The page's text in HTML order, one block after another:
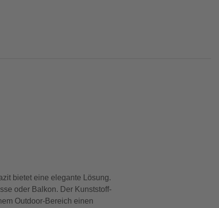
bietet eine elegante Lösung.
oder Balkon. Der Kunststoff-
Outdoor-Bereich einen